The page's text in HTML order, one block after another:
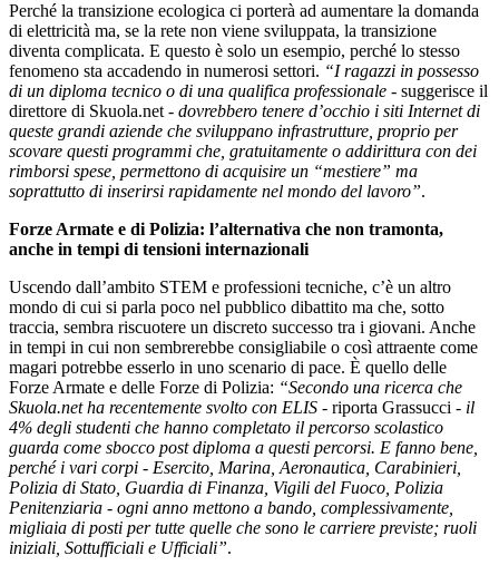
Perché la transizione ecologica ci porterà ad aumentare la domanda
di elettricità ma, se la rete non viene sviluppata, la transizione
diventa complicata. E questo è solo un esempio, perché lo stesso
fenomeno sta accadendo in numerosi settori. “I ragazzi in possesso
di un diploma tecnico o di una qualifica professionale - suggerisce il
direttore di Skuola.net - dovrebbero tenere d’occhio i siti Internet di
queste grandi aziende che sviluppano infrastrutture, proprio per
scovare questi programmi che, gratuitamente o addirittura con dei
rimborsi spese, permettono di acquisire un “mestiere” ma
soprattutto di inserirsi rapidamente nel mondo del lavoro”.
Forze Armate e di Polizia: l’alternativa che non tramonta,
anche in tempi di tensioni internazionali
Uscendo dall’ambito STEM e professioni tecniche, c’è un altro
mondo di cui si parla poco nel pubblico dibattito ma che, sotto
traccia, sembra riscuotere un discreto successo tra i giovani. Anche
in tempi in cui non sembrerebbe consigliabile o così attraente come
magari potrebbe esserlo in uno scenario di pace. È quello delle
Forze Armate e delle Forze di Polizia: “Secondo una ricerca che
Skuola.net ha recentemente svolto con ELIS - riporta Grassucci - il
4% degli studenti che hanno completato il percorso scolastico
guarda come sbocco post diploma a questi percorsi. E fanno bene,
perché i vari corpi - Esercito, Marina, Aeronautica, Carabinieri,
Polizia di Stato, Guardia di Finanza, Vigili del Fuoco, Polizia
Penitenziaria - ogni anno mettono a bando, complessivamente,
migliaia di posti per tutte quelle che sono le carriere previste; ruoli
iniziali, Sottufficiali e Ufficiali”.